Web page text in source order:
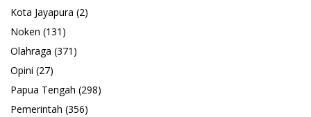
Kota Jayapura (2)
Noken (131)
Olahraga (371)
Opini (27)
Papua Tengah (298)
Pemerintah (356)